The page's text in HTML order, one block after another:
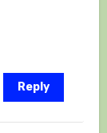
Reply